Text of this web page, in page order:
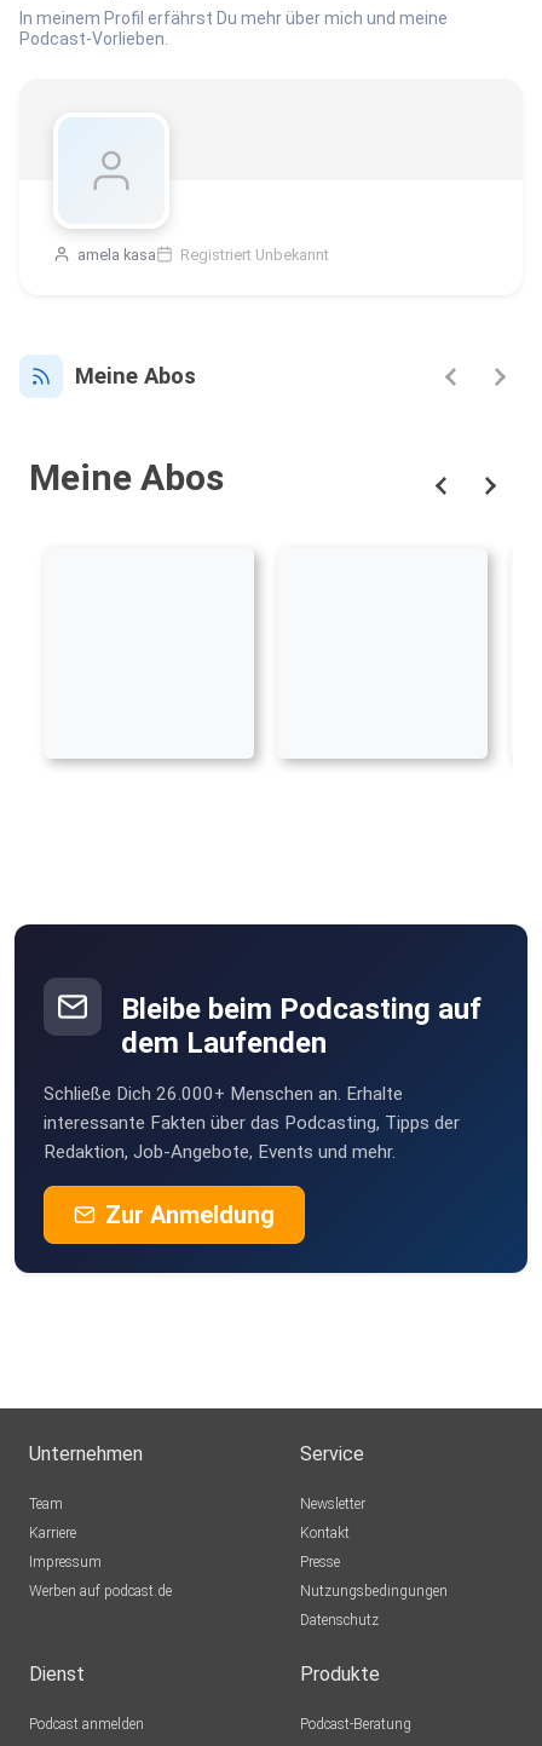
In meinem Profil erfährst Du mehr über mich und meine
Podcast-Vorlieben.
amela kasa Registriert Unbekannt
Meine Abos
Meine Abos
Bleibe beim Podcasting auf
dem Laufenden
Schließe Dich 26.000+ Menschen an. Erhalte
interessante Fakten über das Podcasting, Tipps der
Redaktion, Job-Angebote, Events und mehr.
Zur Anmeldung
Unternehmen
Team
Karriere
Impressum
Werben auf podcast.de
Service
Newsletter
Kontakt
Presse
Nutzungsbedingungen
Datenschutz
Dienst
Podcast anmelden
Produkte
Podcast-Beratung